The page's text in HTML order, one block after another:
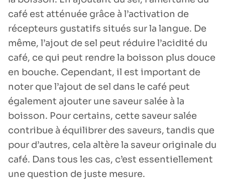
café est atténuée grâce à l’activation de
récepteurs gustatifs situés sur la langue. De
même, l’ajout de sel peut réduire l’acidité du
café, ce qui peut rendre la boisson plus douce
en bouche. Cependant, il est important de
noter que l’ajout de sel dans le café peut
également ajouter une saveur salée à la
boisson. Pour certains, cette saveur salée
contribue à équilibrer des saveurs, tandis que
pour d’autres, cela altère la saveur originale du
café. Dans tous les cas, c’est essentiellement
une question de juste mesure.